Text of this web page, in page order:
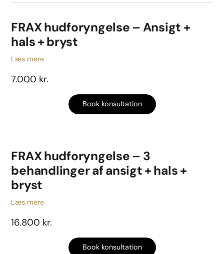
FRAX hudforyngelse – Ansigt +
hals + bryst
Læs mere
7.000 kr.
Book konsultation
FRAX hudforyngelse – 3
behandlinger af ansigt + hals +
bryst
Læs mere
16.800 kr.
Book konsultation